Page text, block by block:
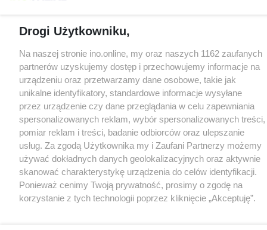
Drogi Użytkowniku,
Na naszej stronie ino.online, my oraz naszych 1162 zaufanych
partnerów uzyskujemy dostęp i przechowujemy informacje na
urządzeniu oraz przetwarzamy dane osobowe, takie jak
unikalne identyfikatory, standardowe informacje wysyłane
przez urządzenie czy dane przeglądania w celu zapewniania
spersonalizowanych reklam, wybór spersonalizowanych treści,
pomiar reklam i treści, badanie odbiorców oraz ulepszanie
usług. Za zgodą Użytkownika my i Zaufani Partnerzy możemy
używać dokładnych danych geolokalizacyjnych oraz aktywnie
skanować charakterystykę urządzenia do celów identyfikacji.
Ponieważ cenimy Twoją prywatność, prosimy o zgodę na
korzystanie z tych technologii poprzez kliknięcie „Akceptuję”.